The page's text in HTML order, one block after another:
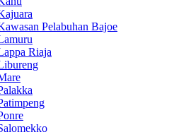
Pelabuhan Bajoe
Riaja